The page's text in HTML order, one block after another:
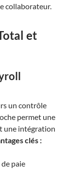
collaborateur.
et
un contrôle
permet une
une intégration
clés :
paie